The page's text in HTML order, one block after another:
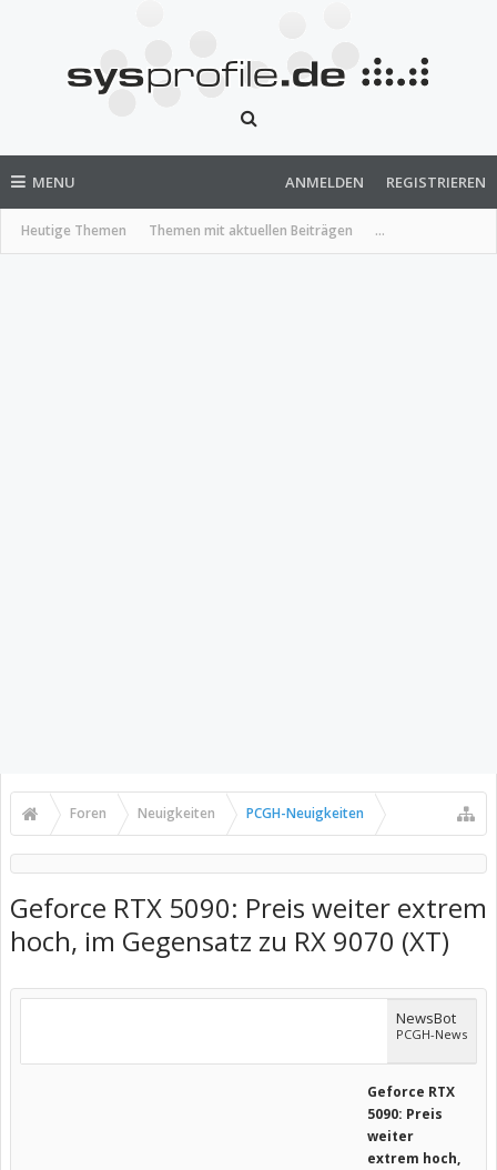
MENU
Heutige Themen Themen mit aktuellen Beiträgen ...
ANMELDEN REGISTRIEREN
Foren Neuigkeiten PCGH-Neuigkeiten
Geforce RTX 5090: Preis weiter extrem
hoch, im Gegensatz zu RX 9070 (XT)
NewsBot
PCGH-News
Geforce RTX
5090: Preis
weiter
extrem hoch,